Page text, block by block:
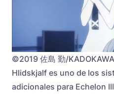
©2019 佐島 勤/
Hlidskjalf es uno de los
adicionales para Echelon